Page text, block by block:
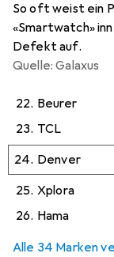
So oft weist ein
«Smartwatch»
Defekt auf.
Quelle: Galaxus
22. Beurer
23. TCL
24. Denver
25. Xplora
26. Hama
Alle 34 Marken